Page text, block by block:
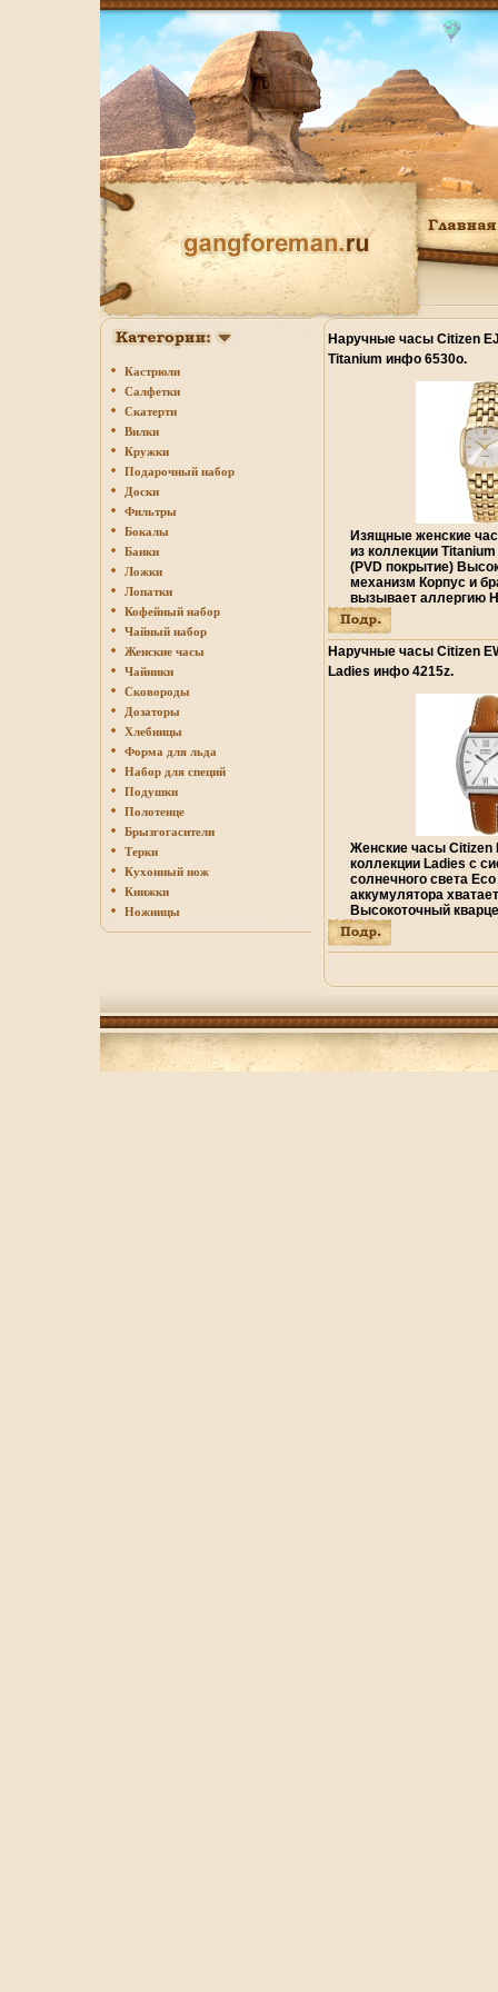
Кастрюли
Салфетки
Скатерти
Вилки
Кружки
Подарочный набор
Доски
Фильтры
Бокалы
Банки
Ложки
Лопатки
Кофейный набор
Чайный набор
Женские часы
Чайники
Сковороды
Дозаторы
Хлебницы
Форма для льда
Набор для специй
Подушки
Полотенце
Брызгогасители
Терки
Кухонный нож
Книжки
Ножницы
Наручные часы Citizen
Titanium инфо 6530o.
Изящные женские
из коллекции
(PVD покрытие)
механизм Корпус и
вызывает аллергию
замок вбрнщ Тип
Корпус: из титана с
Браслет: из титана с
минеральное
Размеры: 20х20 мм
Гарантия 12
технических
поставки и
основывается на
момент публикации
быть изменена без
Наручные часы Citizen
Ladies инфо 4215z.
Женские часы Citizen
коллекции Ladies с
солнечного света
аккумулятора
Высокоточный
из полированной
Браслет из мягкой
минеральное стекло
Кожаный ремешок
Дополнительные
(дата)
месяцев
характеристиках,